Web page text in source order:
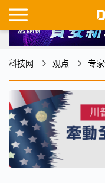
科技网 观点 专